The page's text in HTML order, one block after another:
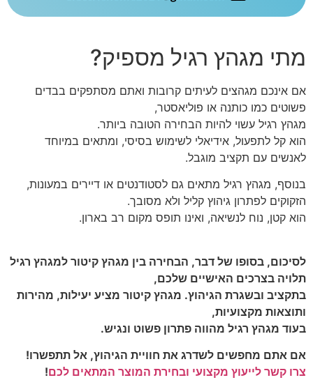
מתי מגהץ רגיל מספיק?
אם אינכם מגהצים לעיתים קרובות ואתם מסתפקים בבדים
פשוטים כמו כותנה או פוליאסטר,
מגהץ רגיל עשוי להיות הבחירה הטובה ביותר.
הוא קל לתפעול, אידיאלי לשימוש בסיסי, ומתאים במיוחד
לאנשים עם תקציב מוגבל.
בנוסף, מגהץ רגיל מתאים גם לסטודנטים או דיירים במעונות,
הזקוקים לפתרון גיהוץ קליל ולא מסובך.
הוא קטן, נוח לנשיאה, ואינו תופס מקום רב בארון.
לסיכום, בסופו של דבר, הבחירה בין מגהץ קיטור למגהץ רגיל
תלויה בצרכים האישיים שלכם,
בתקציב ובשגרת הגיהוץ. מגהץ קיטור מציע יעילות, מהירות
ותוצאות מקצועיות,
בעוד מגהץ רגיל מהווה פתרון פשוט ונגיש.
אם אתם מחפשים לשדרג את חוויית הגיהוץ, אל תתפשרו!
צרו קשר לייעוץ מקצועי ובחירת המוצר המתאים לכם!